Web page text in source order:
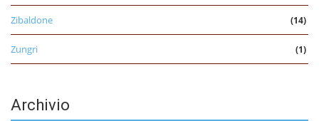
Zibaldone (14)
Zungri (1)
Archivio